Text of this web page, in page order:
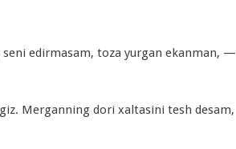
edirmasam, toza yurgan ekanman, —
Merganning dori xaltasini tesh desam,